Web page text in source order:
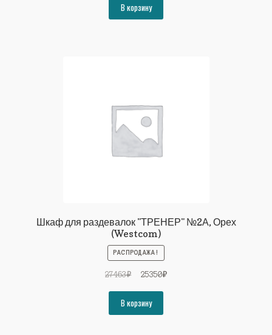
составляла
27463₽.
В корзину
Шкаф для раздевалок "ТРЕНЕР" №2А, Орех
(Westcom)
РАСПРОДАЖА!
27463₽
Первоначальная
составляла
27463₽.
25350₽Текущая
В корзину